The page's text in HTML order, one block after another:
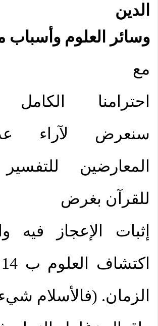
الدين
وسائر العلوم وأسباب
مع
احترامنا الكامل
سنعرض لآراء
المعارضين
للقرآن بغرض
إثبات الإعجاز فيه
الزمان. (فالأسلام